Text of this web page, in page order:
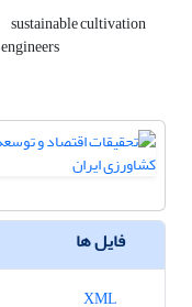
sustainable cultivation
فایل ها